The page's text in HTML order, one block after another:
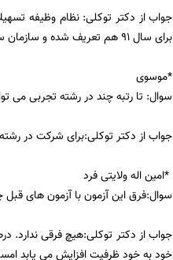
جواب از دکتر توکلی: نظام وظیفه
برای سال 91 هم تعریف شده و سازمان سنجش با نظام وظیفه توافقاتی کرده که بهتر است این تسهیلات را از نظم وظیفه سوال کنید.
*موسوی
سوال: تا رتبه چند در رشته تجربی می
جواب از دکتر توکلی:برای شرکت در
*امین اله ولایتی فرد
سوال:فرق این آزمون با آزمون های
جواب از دکتر توکلی:هیچ فرقی ندارد.
خود به خود ظرفیت افزایش می یابد امسال 67 هزار نفر کمتر از سال گذشته شرکت کرده و درصد قبولی هم بیشتر